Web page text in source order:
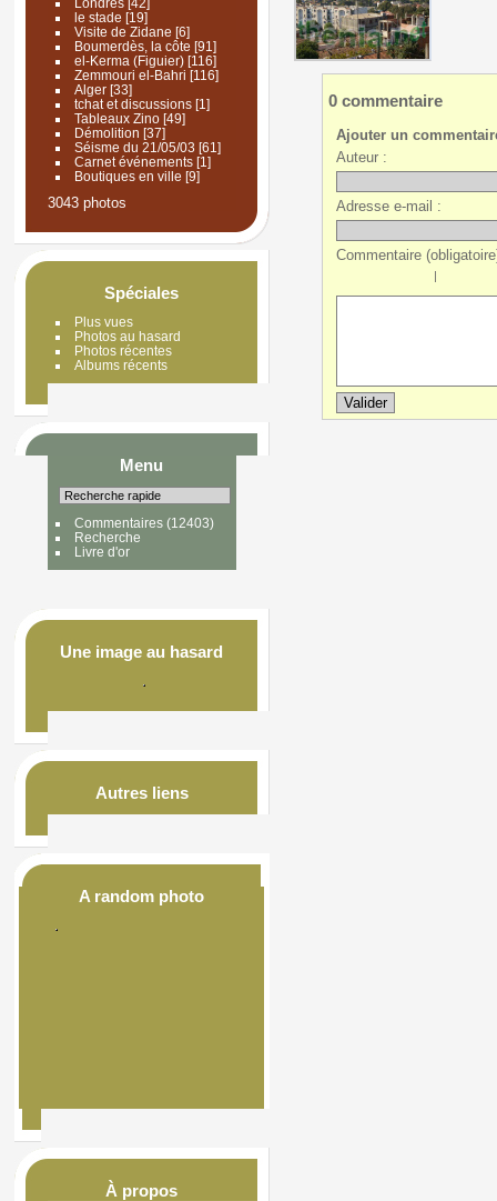
le stade [19]
Visite de Zidane [6]
Boumerdès, la côte [91]
el-Kerma (Figuier)[116]
Zemmouri el-Bahri [116]
Alger[33]
tchat et discussions[1]
Tableaux Zino[49]
Démolition [37]
Séisme du 21/05/03 [61]
Carnet événements[1]
Boutiques en ville [9]
3043 photos
Spéciales
Plus vues
Photos au hasard
Photos récentes
Albums récents
Menu
Commentaires(12403)
Recherche
Livre d'or
Une image au hasard
Autres liens
A random photo
À propos
0 commentaire
Ajouter un
Auteur :
Adresse e-mail :
Commentaire
|